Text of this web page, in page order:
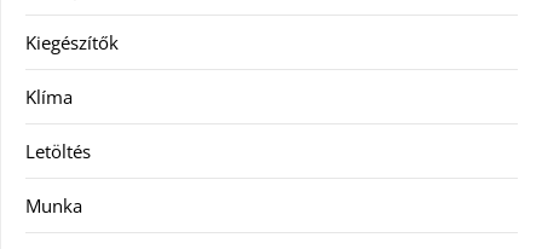
Kiegészítők
Klíma
Letöltés
Munka